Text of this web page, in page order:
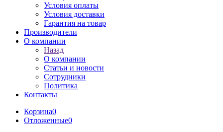
Условия оплаты
Условия доставки
Гарантия на товар
Производители
О компании
Назад
О компании
Статьи и новости
Сотрудники
Политика
Контакты
Корзина0
Отложенные0